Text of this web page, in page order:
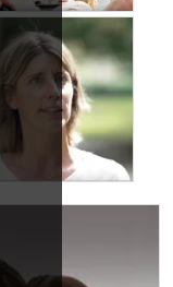
Jean, 58 jaar,
van het leven,
het feit dat
met urineverlies
kampt